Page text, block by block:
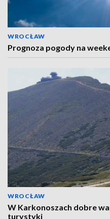
WROCŁAW
Prognoza pogody na
WROCŁAW
W Karkonoszach dobre
turystyki